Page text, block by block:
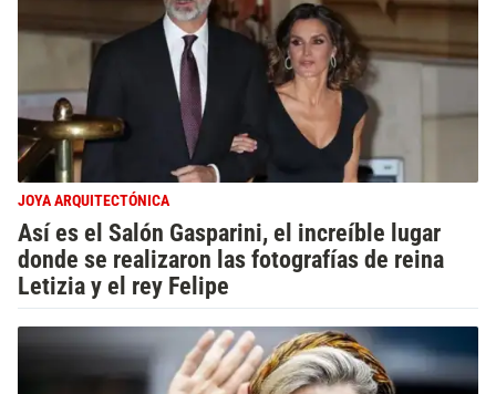
JOYA ARQUITECTÓNICA
Así es el Salón Gasparini, el increíble lugar
donde se realizaron las fotografías de reina
Letizia y el rey Felipe